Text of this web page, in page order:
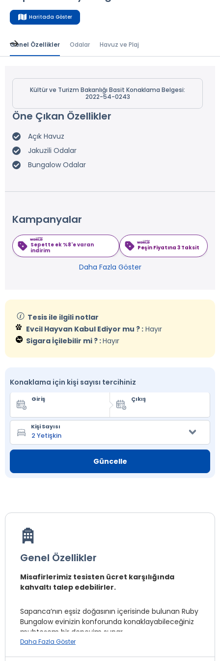
Haritada Göster
Genel Özellikler Odalar Havuz ve Plaj
Kültür ve Turizm Bakanlığı Basit Konaklama Belgesi:
2022-54-0243
Öne Çıkan Özellikler
Açık Havuz
Jakuzili Odalar
Bungalow Odalar
Kampanyalar
Sepette ek %8'e varan
indirim
Peşin Fiyatına 3 Taksit
Daha Fazla Göster
Tesis ile ilgili notlar
Evcil Hayvan Kabul Ediyor mu ? : Hayır
Sigara İçilebilir mi ? :Hayır
Konaklama için kişi sayısı tercihiniz
Giriş Çıkış
Kişi Sayısı
Güncelle
Genel Özellikler
Misafirlerimiz tesisten ücret karşılığında
kahvaltı talep edebilirler.
Sapanca’nın eşsiz doğasının içerisinde bulunan Ruby
Bungalow evinizin konforunda konaklayabileceğiniz
muhteşem bir deneyim sunar.
Tüm evlerimiz tamamen korunaklıdır.
Daha Fazla Göster